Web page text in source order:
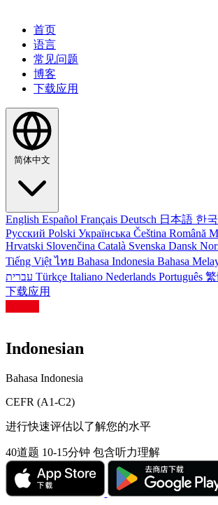
首页
语言
常见问题
博客
下载应用
简体中文
English Español Français Deutsch 日本語 한
Русский Polski Українська Čeština Română
Hrvatski Slovenčina Català Svenska Dansk
Tiếng Việtไทย Bahasa Indonesia Bahasa
Türkçe Italiano Nederlands Português
下载应用
Indonesian
Bahasa Indonesia
CEFR (A1-C2)
进行快速评估以了解您的水平
40道题 10-15分钟 包含听力理解